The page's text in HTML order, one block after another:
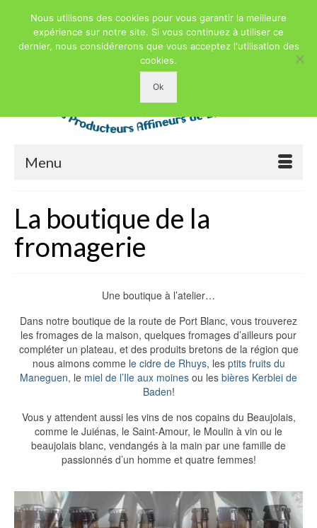
Menu
La boutique de la
fromagerie
Une boutique à l’atelier…
Dans notre boutique de la route de Port Blanc, vous trouverez
les fromages de la maison, quelques fromages d’ailleurs pour
compléter un plateau, et des produits bretons de la région que
nous aimons comme le cidre de Rhuys, les ptits fruits du
Maneguen, le miel de l’Ile aux moines ou les bières Kerblei de
Baden!
Vous y attendent aussi les vins de nos copains du Beaujolais,
comme le Juiénas, le Saint-Amour, le Moulin à vin ou le
beaujolais blanc, vendangés à la main par une famille de
passionnés d’un homme et quatre femmes!
Nous utilisons des cookies pour vous garantir la meilleure
expérience sur notre site. Si vous continuez à utiliser ce
dernier, nous considérerons que vous acceptez l'utilisation des
cookies.
Ok